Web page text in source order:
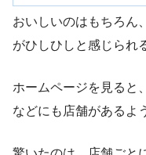
おいしいのはもちろん
がひしひしと感じられ
ホームページを見ると
などにも店舗があるよ